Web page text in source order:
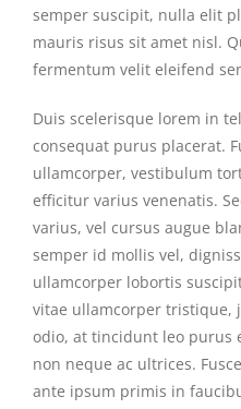
semper suscipit, nulla elit
mauris risus sit amet nisl.
fermentum velit eleifend
Duis scelerisque lorem in
consequat purus placerat.
ullamcorper, vestibulum
efficitur varius venenatis.
varius, vel cursus augue
semper id mollis vel,
ullamcorper lobortis
vitae ullamcorper tristique,
odio, at tincidunt leo purus
non neque ac ultrices.
ante ipsum primis in